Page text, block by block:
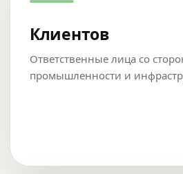
Клиентов
Ответственные лица со
промышленности и